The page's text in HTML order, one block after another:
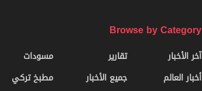
Browse by Category
آخر الأخبار
أخبار العالم
تقارير
جميع الأخبار
مسودات
مطبخ تركي